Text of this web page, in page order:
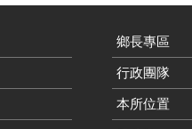
鄉長專區
行政團隊
本所位置